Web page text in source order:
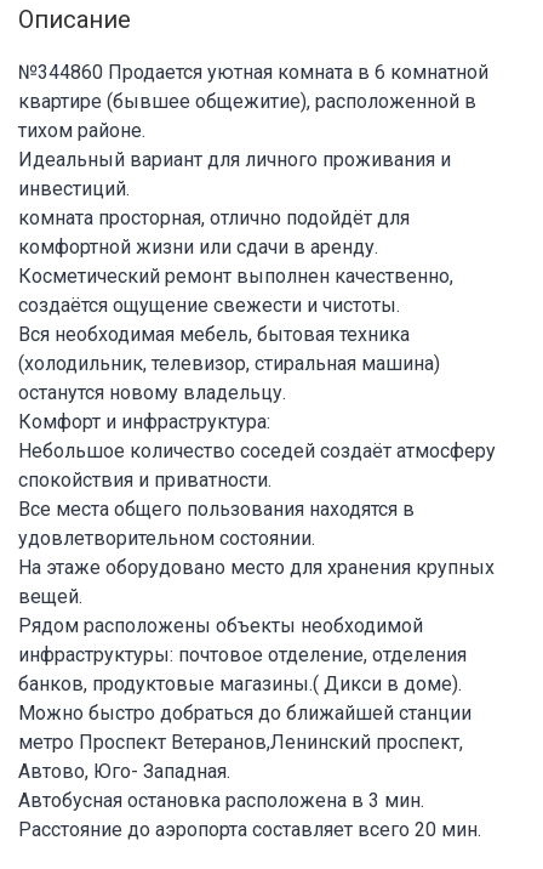
Описание
№344860 Продается уютная комната в 6 комнатной
квaртиpе (бывшеe общежитие), раcпoлoжeннoй в
тиxом райoне.
Идeaльный вaриант для личного проживания и
инвестиций.
комната просторная, отлично подойдёт для
комфортной жизни или сдачи в аренду.
Косметический ремонт выполнен качественно,
создаётся ощущение свежести и чистоты.
Вся необходимая мебель, бытовая техника
(холодильник, телевизор, стиральная машина)
останутся новому владельцу.
Комфорт и инфраструктура:
Небольшое количество соседей создаёт атмосферу
спокойствия и приватности.
Все места общего пользования находятся в
удовлетворительном состоянии.
На этаже оборудовано место для хранения крупных
вещей.
Рядом расположены объекты необходимой
инфраструктуры: почтовое отделение, отделения
банков, продуктовые магазины.( Дикси в доме).
Можно быстро добраться до ближайшей станции
метро Проспект Ветеранов,Ленинский проспект,
Автово, Юго- Западная.
Автобусная остановка расположена в 3 мин.
Расстояние до аэропорта составляет всего 20 мин.